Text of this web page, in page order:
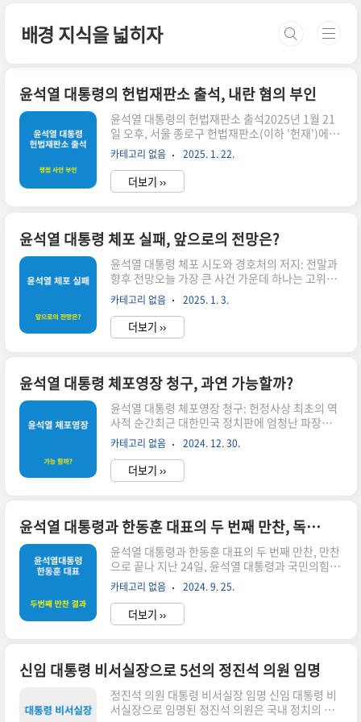
배경 지식을 넓히자
윤석열 대통령의 헌법재판소 출석, 내란 혐의 부인
윤석열 대통령의 헌법재판소 출석2025년 1월 21
일 오후, 서울 종로구 헌법재판소(이하 '헌재')에서
열린 3차 변론기일에 윤석열 대통령이 직접 출석했
습니다. 이는 대통령이 탄핵심판에 넘겨진 이후 처
음으로 헌재에 직접 모습을 드러낸 사건으로, 비상
계엄 선포 경위와 관련 의혹들을 강력히 부인했습
혐의를 반박했습니다.지지자들의 응원과 경찰의
대비변론 당일 헌재 주변에는 윤 대통령을 지지하
는 많은 사람들이 모였습니다. 자유통일당 집회 장
소인 경운동 노인복지센터 앞에는 약 4천 명의 지
지자들이, 안국역 주변에는 200여 명의 지지자들
이 모여 응원했습니다. 서울경찰청은 최근 서울서
부지방법원에서 발생한 폭력 사태..
카테고리 없음 2025. 1. 22.
더보기 ››
윤석열 대통령 체포 실패, 앞으로의 전망은?
윤석열 대통령 체포 시도와 경호처의 저지: 전말과
향후 전망오늘 가장 큰 사건 가운데 하나는 고위공
직자범죄수사처(공수처)의 윤석열 대통령 체포 시
도입니다. 3일 오전, 공수처는 한남동 대통령 관저
에 진입해 윤 대통령에 대한 체포를 시도했으나, 대
통령 경호처의 강력한 저지로 인해 집행을 중지하
고 있습니다. 이번 포스트에서는 사건의 전말, 관련
기관들의 대응, 그리고 향후 전개될 가능성에 대해
자세히 살펴보겠습니다.사건의 전말공수처의 체포
시도3일 오전, 공수처는 윤석열 대통령에 대한 체
포영장을 집행하기 위해 한남동 대통령 관저에 접
근했습니다. 공조수사본부는 "계속되는 대치상황
으로 사실상 체포영장 집행이 불가능하..
카테고리 없음 2025. 1. 3.
더보기 ››
윤석열 대통령 체포영장 청구, 과연 가능할까?
윤석열 대통령 체포영장 청구: 헌정사상 최초의 역
사적 순간최근 대한민국 정치판에 엄청난 파장이
일고 있습니다. 수사기관의 출석 요구에 일체 불응
해온 윤석열 대통령에 대해 체포영장이 30일 법원
에 청구되었다는 소식이 전해졌습니다. 이와 함께
대통령의 위치를 파악하기 위한 수색영장도 함께
다.체포영장 청구의 배경이번 체포영장 청구의 주
된 이유는 윤석열 대통령이 공수처의 출석 요구를
지속적으로 불응했기 때문입니다. 윤 대통령은 전
날 오전 10시까지 공수처에 출석해 조사받으라는
요구를 받았으나, 이에 불응하며 불출석 사유서를
제출하지 않았습니다. 이러한 행동은 법적 절차를
무시하는 것으로 해석되며, 체포영장 청구의 결정
적..
카테고리 없음 2024. 12. 30.
더보기 ››
윤석열 대통령과 한동훈 대표의 두 번째 만찬, 독대 재요청도 거절
윤석열 대통령과 한동훈 대표의 두 번째 만찬, 만찬
으로 끝나 지난 24일, 윤석열 대통령과 국민의힘 한
동훈 대표가 참석한 당정 만찬이 열렸습니다. 이 만
찬은 7월 24일, 한 대표가 전당대회에서 선출된 직
후 열렸던 첫 번째 만찬과 비교했을 때 분위기와 내
용에서 차이가 있었습니다. 대통령실은 두 사람의
었습니다. 1. 두 만찬의 분위기 차이 7월 만찬: 첫
번째 만찬은 한동훈 대표가 전당대회에서 선출된
이튿날 열렸으며, 당시 윤-한 관계에 긴장감이 있었
음에도 두 사람은 화합의 메시지를 전하며 서로를
카테고리 없음 2024. 9. 25.
더보기 ››
신임 대통령 비서실장으로 5선의 정진석 의원 임명
정진석 의원 대통령 비서실장 임명 신임 대통령 비
서실장으로 임명된 정진석 의원은 국내 정치의 중